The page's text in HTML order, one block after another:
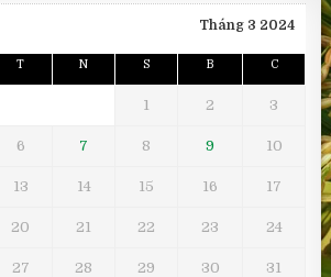
Tháng 3 2024
T N S B C
1 2 3
6 7 8 9 10
13 14 15 16 17
20 21 22 23 24
27 28 29 30 31